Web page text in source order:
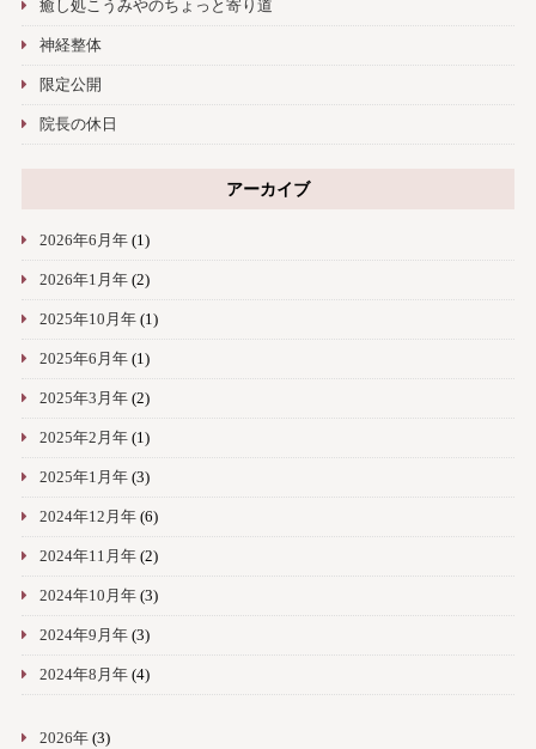
癒し処こうみやのちょっと寄り道
神経整体
限定公開
院長の休日
アーカイブ
2026年6月年(1)
2026年1月年(2)
2025年10月年(1)
2025年6月年(1)
2025年3月年(2)
2025年2月年(1)
2025年1月年(3)
2024年12月年(6)
2024年11月年(2)
2024年10月年(3)
2024年9月年(3)
2024年8月年(4)
2026年(3)